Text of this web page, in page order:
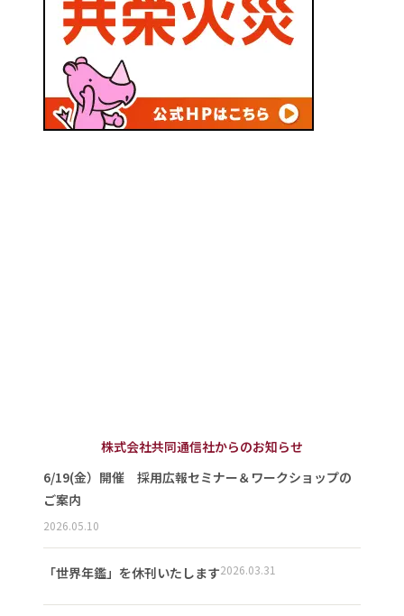
株式会社共同通信社からのお知らせ
6/19(金）開催 採用広報セミナー＆ワークショップの
ご案内
2026.05.10
「世界年鑑」を休刊いたします2026.03.31